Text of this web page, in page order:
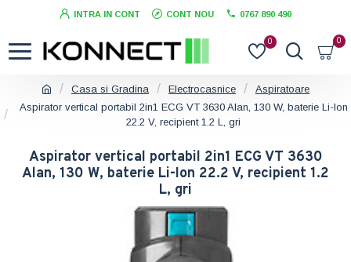
INTRA IN CONT CONT NOU 0767 890 490
0 0
Casa si Gradina Electrocasnice
Aspiratoare
Aspirator vertical portabil 2in1 ECG VT 3630 Alan, 130 W, baterie Li-Ion
22.2 V, recipient 1.2 L, gri
Aspirator vertical portabil 2in1 ECG VT 3630
Alan, 130 W, baterie Li-Ion 22.2 V, recipient 1.2
L, gri